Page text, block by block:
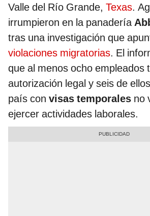
Valle del Río Grande, Texas.
irrumpieron en la panadería
tras una investigación que
violaciones migratorias. El
que al menos ocho empleados
autorización legal y seis de
país con visas temporales no
ejercer actividades laborales.